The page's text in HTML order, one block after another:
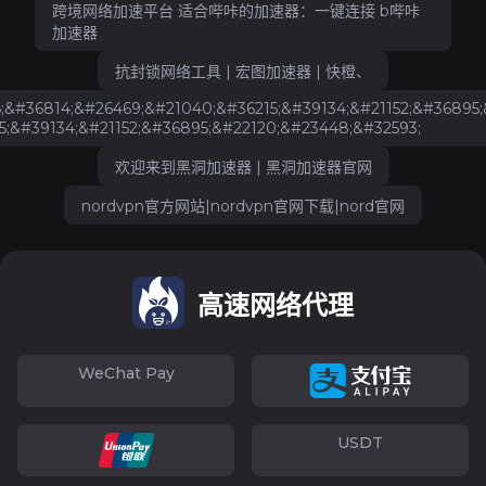
跨境网络加速平台 适合哔咔的加速器：一键连接 b哔咔
加速器
抗封锁网络工具 | 宏图加速器 | 快橙、
欢迎来到黑洞加速器 | 黑洞加速器官网
nordvpn官方网站|nordvpn官网下载|nord官网
高速网络代理
WeChat Pay
USDT